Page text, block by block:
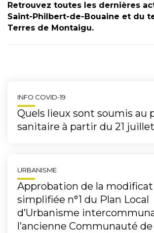
Retrouvez toutes les dernières
Saint-Philbert-de-Bouaine et du
Terres de Montaigu.
INFO COVID-19
Quels lieux sont soumis au
sanitaire à partir du 21 juillet
URBANISME
Approbation de la
simplifiée n°1 du Plan Local
d’Urbanisme
l’ancienne Communauté de